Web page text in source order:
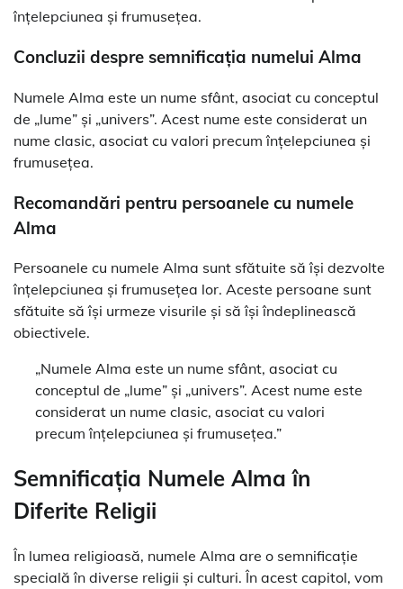
înțelepciunea și frumusețea.
Concluzii despre semnificația numelui Alma
Numele Alma este un nume sfânt, asociat cu conceptul
de „lume” și „univers”. Acest nume este considerat un
nume clasic, asociat cu valori precum înțelepciunea și
frumusețea.
Recomandări pentru persoanele cu numele
Alma
Persoanele cu numele Alma sunt sfătuite să își dezvolte
înțelepciunea și frumusețea lor. Aceste persoane sunt
sfătuite să își urmeze visurile și să își îndeplinească
obiectivele.
„Numele Alma este un nume sfânt, asociat cu
conceptul de „lume” și „univers”. Acest nume este
considerat un nume clasic, asociat cu valori
precum înțelepciunea și frumusețea.”
Semnificația Numele Alma în
Diferite Religii
În lumea religioasă, numele Alma are o semnificație
specială în diverse religii și culturi. În acest capitol, vom